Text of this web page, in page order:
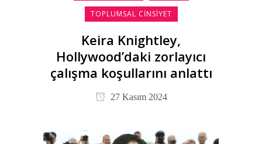
TOPLUMSAL CINSIYET
Keira Knightley,
Hollywood’daki zorlayıcı
çalışma koşullarını anlattı
27 Kasım 2024